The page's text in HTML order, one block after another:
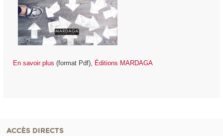
En savoir plus (format Pdf), Éditions MARDAGA
ACCÈS DIRECTS